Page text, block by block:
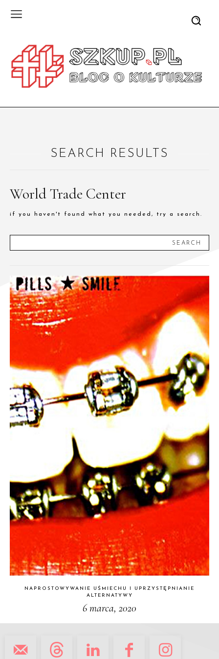
SEARCH RESULTS
World Trade Center
if you haven't found what you needed, try a search.
SEARCH
NAPROSTOWYWANIE UŚMIECHU I UPRZYSTĘPNIANIE
ALTERNATYWY
6 marca, 2020